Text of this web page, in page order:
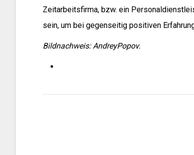
Zeitarbeitsfirma, bzw. ein
sein, um bei gegenseitig positiven
Bildnachweis: AndreyPopov.